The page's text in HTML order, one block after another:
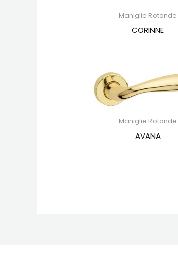
Maniglie Rotonde
CORINNE
Maniglie Rotonde
AVANA